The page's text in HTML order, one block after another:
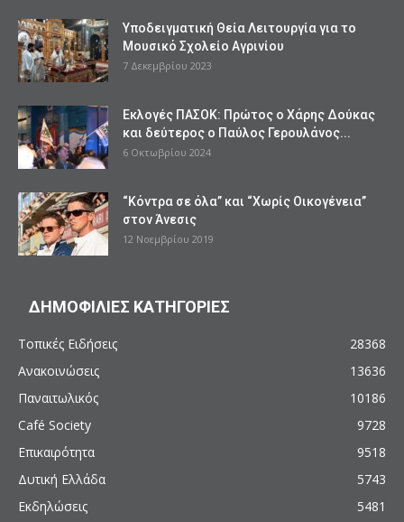
Υποδειγματική Θεία Λειτουργία για το
Μουσικό Σχολείο Αγρινίου
7 Δεκεμβρίου 2023
Εκλογές ΠΑΣΟΚ: Πρώτος ο Χάρης Δούκας
και δεύτερος ο Παύλος Γερουλάνος...
6 Οκτωβρίου 2024
“Κόντρα σε όλα” και “Χωρίς Οικογένεια”
στον Άνεσις
12 Νοεμβρίου 2019
ΔΗΜΟΦΙΛΙΕΣ ΚΑΤΗΓΟΡΙΕΣ
Τοπικές Ειδήσεις
28368
Ανακοινώσεις
13636
Παναιτωλικός
10186
Café Society
9728
Επικαιρότητα
9518
Δυτική Ελλάδα
5743
Εκδηλώσεις
5481